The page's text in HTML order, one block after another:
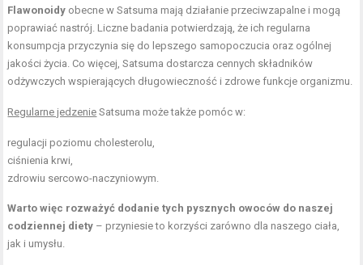
Flawonoidy obecne w Satsuma mają działanie przeciwzapalne i mogą
poprawiać nastrój. Liczne badania potwierdzają, że ich regularna
konsumpcja przyczynia się do lepszego samopoczucia oraz ogólnej
jakości życia. Co więcej, Satsuma dostarcza cennych składników
odżywczych wspierających długowieczność i zdrowe funkcje organizmu.
Regularne jedzenie Satsuma może także pomóc w:
regulacji poziomu cholesterolu,
ciśnienia krwi,
zdrowiu sercowo-naczyniowym.
Warto więc rozważyć dodanie tych pysznych owoców do naszej
codziennej diety – przyniesie to korzyści zarówno dla naszego ciała,
jak i umysłu.